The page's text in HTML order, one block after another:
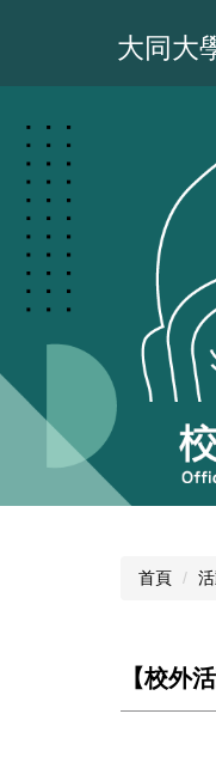
容
區
大同大
首頁
【校外